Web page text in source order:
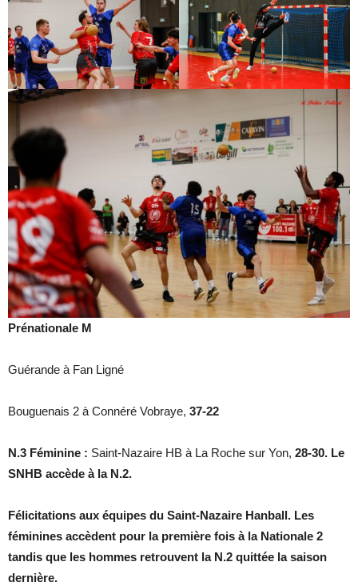
Prénationale M
Guérande à Fan Ligné
Bouguenais 2 à Connéré Vobraye, 37-22
N.3 Féminine : Saint-Nazaire HB à La Roche sur Yon, 28-30. Le
SNHB accède à la N.2.
Félicitations aux équipes du Saint-Nazaire Hanball. Les
féminines accèdent pour la première fois à la Nationale 2
tandis que les hommes retrouvent la N.2 quittée la saison
dernière.